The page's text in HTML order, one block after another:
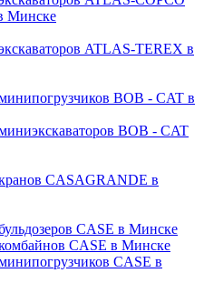
Минске
ATLAS-TEREX в
BOB - CAT в
BOB - CAT
CASAGRANDE в
CASE в Минске
CASE в Минске
CASE в